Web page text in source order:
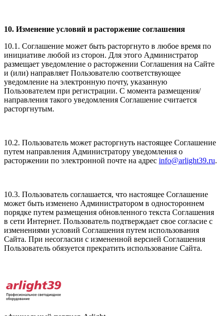
10. Изменение условий и расторжение соглашения
10.1. Соглашение может быть расторгнуто в любое время по
инициативе любой из сторон. Для этого Администратор
размещает уведомление о расторжении Соглашения на Сайте
и (или) направляет Пользователю соответствующее
уведомление на электронную почту, указанную
Пользователем при регистрации. С момента размещения/
направления такого уведомления Соглашение считается
расторгнутым.
10.2. Пользователь может расторгнуть настоящее Соглашение
путем направления Администратору уведомления о
расторжении по электронной почте на адрес info@arlight39.ru.
10.3. Пользователь соглашается, что настоящее Соглашение
может быть изменено Администратором в одностороннем
порядке путем размещения обновленного текста Соглашения
в сети Интернет. Пользователь подтверждает свое согласие с
изменениями условий Соглашения путем использования
Сайта. При несогласии с измененной версией Соглашения
Пользователь обязуется прекратить использование Сайта.